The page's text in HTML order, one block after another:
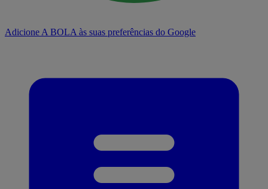
Adicione A BOLA às suas preferências do Google